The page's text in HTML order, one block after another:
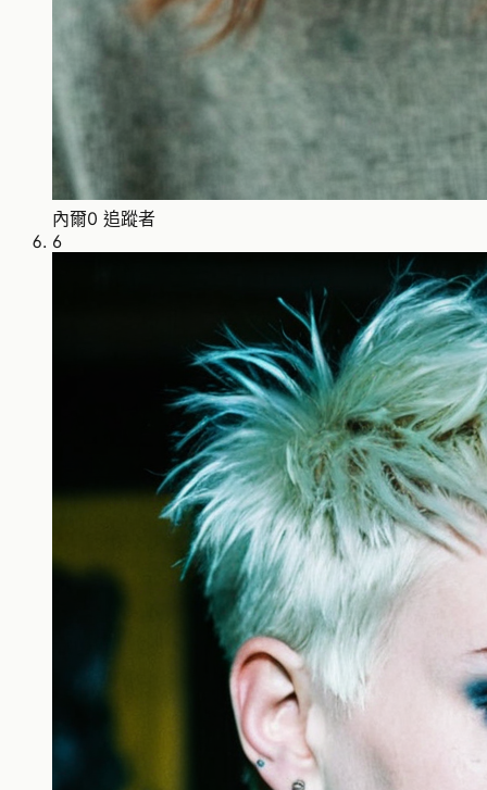
內爾0 追蹤者
6